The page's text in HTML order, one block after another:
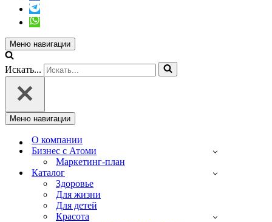
Меню навигации
Искать...
Меню навигации
О компании
Бизнес с Атоми
Маркетинг-план
Каталог
Здоровье
Для жизни
Для детей
Красота